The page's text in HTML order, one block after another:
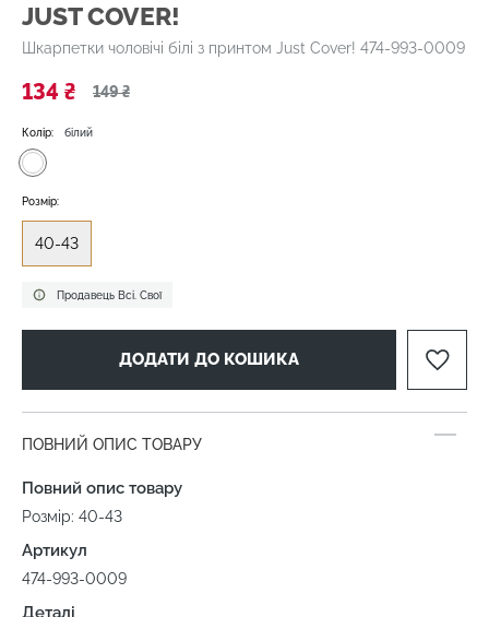
JUST COVER!
Шкарпетки чоловічі білі з принтом Just Cover! 474-993-0009
134 ₴ 149 ₴
Продавець Всі. Свої
Колір: білий
Розмір:
40-43
ДОДАТИ ДО КОШИКА
ПОВНИЙ ОПИС ТОВАРУ
Повний опис товару
Розмір: 40-43
Артикул
474-993-0009